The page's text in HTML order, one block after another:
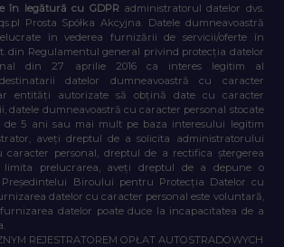
în legătură cu GDPR administratorul datelor dvs.
Prosta Spółka Akcyjna. Datele dumneavoastră
în vederea furnizării de servicii/oferte în
din Regulamentul general privind protecția datelor
din 27 aprilie 2016 ca interes legitim al
datelor dumneavoastră cu caracter
entități autorizate să obțină date cu caracter
datele dumneavoastră cu caracter personal stocate
de 5 ani sau mai mult pe baza interesului legitim
aveți dreptul de a solicita administratorului
caracter personal, dreptul de a rectifica ștergerea
limita prelucrarea, aveți dreptul de a depune o
Biroului pentru Protecția Datelor cu
datelor cu caracter personal este voluntară,
datelor poate duce la incapacitatea de a
REJESTRATOREM OPŁAT AUTOSTRADOWYCH